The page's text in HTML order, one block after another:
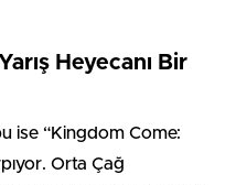
Heyecanı Bir
ise “Kingdom Come:
Orta Çağ